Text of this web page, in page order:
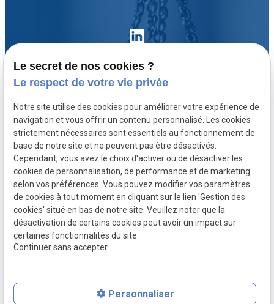
Votre avocat
Domaines de compétence
Actualités
Contact
SIRET :
80771512300020
Mentions légales
Politique de
confidentialité
Plan du site
Le secret de nos cookies ?
Le respect de votre vie privée
Notre site utilise des cookies pour améliorer votre expérience de
navigation et vous offrir un contenu personnalisé. Les cookies
strictement nécessaires sont essentiels au fonctionnement de
base de notre site et ne peuvent pas être désactivés.
Cependant, vous avez le choix d'activer ou de désactiver les
cookies de personnalisation, de performance et de marketing
selon vos préférences. Vous pouvez modifier vos paramètres
de cookies à tout moment en cliquant sur le lien 'Gestion des
cookies' situé en bas de notre site. Veuillez noter que la
désactivation de certains cookies peut avoir un impact sur
certaines fonctionnalités du site.
Continuer sans accepter
Personnaliser